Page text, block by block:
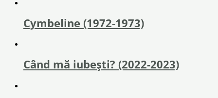
Cymbeline (1972-1973)
Când mă iubești? (2022-2023)